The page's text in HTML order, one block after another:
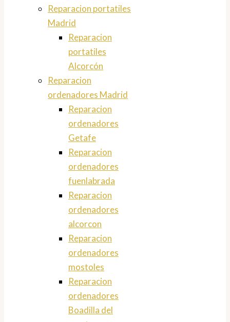
Reparacion portatiles
Madrid
Reparacion
portatiles
Alcorcón
Reparacion
ordenadores Madrid
Reparacion
ordenadores
Getafe
Reparacion
ordenadores
fuenlabrada
Reparacion
ordenadores
alcorcon
Reparacion
ordenadores
mostoles
Reparacion
ordenadores
Boadilla del